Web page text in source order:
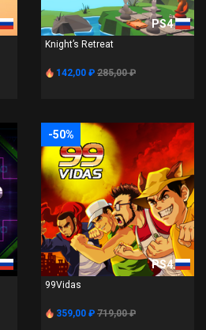
PS4
Knight’s Retreat
142,00 ₽ 285,00 ₽
-50%
PS4
99Vidas
359,00 ₽ 719,00 ₽